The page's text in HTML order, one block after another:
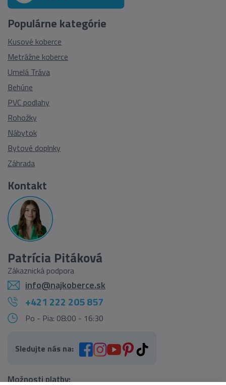
Populárne kategórie
Kusové koberce
Metrážne koberce
Umelá Tráva
Behúne
PVC podlahy
Rohožky
Nábytok
Bytové doplnky
Záhrada
Kontakt
Patrícia Pitáková
Zákaznická podpora
info@najkoberce.sk
+421 222 205 857
Po - Pia: 08:00 - 16:30
Sledujte nás na:
Možnosti platby: